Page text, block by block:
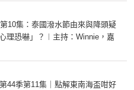
10集：泰國潑水節由來與降頭疑
理恐嚇」？︱主持：Winnie，嘉
44季第11集｜點解東南海盃咁好